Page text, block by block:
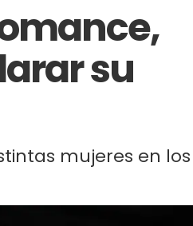
su
mujeres en los